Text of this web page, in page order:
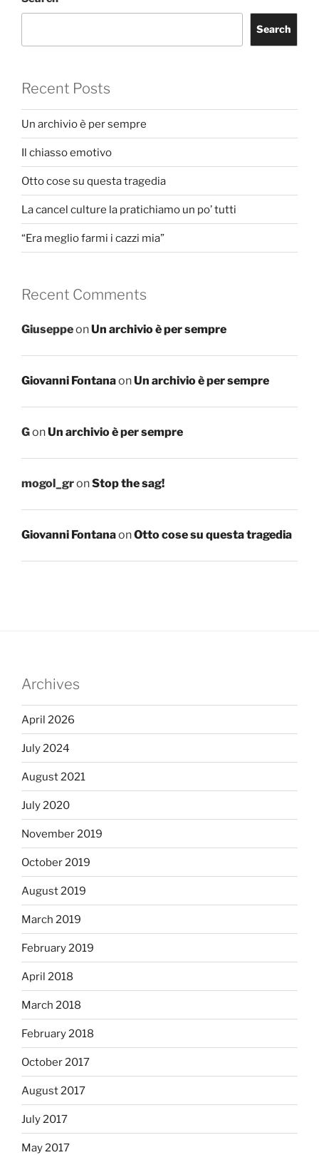
Search
Recent Posts
Un archivio è per sempre
Il chiasso emotivo
Otto cose su questa tragedia
La cancel culture la pratichiamo un po’ tutti
“Era meglio farmi i cazzi mia”
Recent Comments
GiuseppeonUn archivio è per sempre
Giovanni FontanaonUn archivio è per sempre
GonUn archivio è per sempre
mogol_gronStop the sag!
Giovanni FontanaonOtto cose su questa tragedia
Archives
April 2026
July 2024
August 2021
July 2020
November 2019
October 2019
August 2019
March 2019
February 2019
April 2018
March 2018
February 2018
October 2017
August 2017
July 2017
May 2017